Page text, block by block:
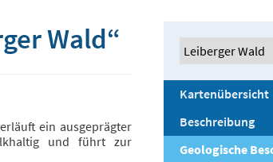
Wald“
ein ausgeprägter
und führt zur
Kartenübersicht
Beschreibung
Geologische